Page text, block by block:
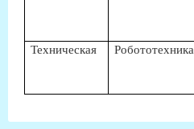
Техническая
Робототехника